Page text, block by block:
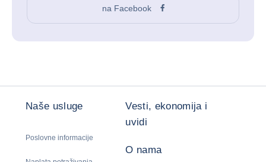
na Facebook
Naše usluge
Poslovne informacije
Vesti, ekonomija i
uvidi
O nama